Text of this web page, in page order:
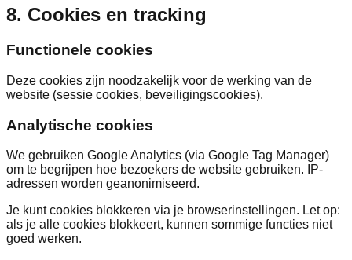
8. Cookies en tracking
Functionele cookies
Deze cookies zijn noodzakelijk voor de werking van de
website (sessie cookies, beveiligingscookies).
Analytische cookies
We gebruiken Google Analytics (via Google Tag Manager)
om te begrijpen hoe bezoekers de website gebruiken. IP-
adressen worden geanonimiseerd.
Je kunt cookies blokkeren via je browserinstellingen. Let op:
als je alle cookies blokkeert, kunnen sommige functies niet
goed werken.